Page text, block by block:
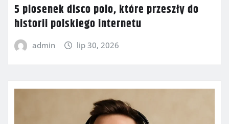
5 piosenek disco polo, które przeszły do
historii polskiego internetu
admin lip 30, 2026